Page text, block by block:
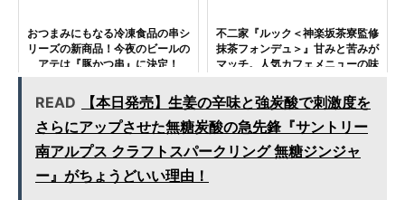
おつまみにもなる冷凍食品の串シ
リーズの新商品！今夜のビールの
アテは『豚かつ串』に決定！
不二家『ルック＜神楽坂茶寮監修
抹茶フォンデュ＞』甘みと苦みが
マッチ。人気カフェメニューの味
READ
【本日発売】生姜の辛味と強炭酸で刺激度を
さらにアップさせた無糖炭酸の急先鋒『サントリー
南アルプス クラフトスパークリング 無糖ジンジャ
ー』がちょうどいい理由！